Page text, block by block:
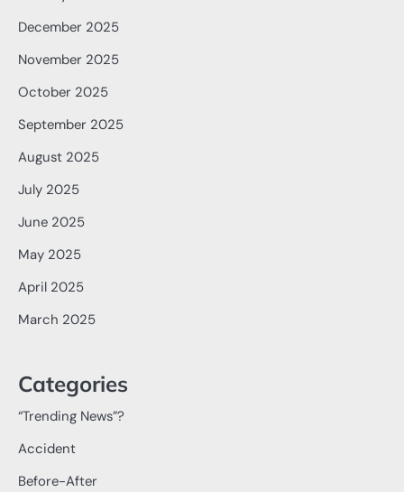
December 2025
November 2025
October 2025
September 2025
August 2025
July 2025
June 2025
May 2025
April 2025
March 2025
Categories
“Trending News”?
Accident
Before-After